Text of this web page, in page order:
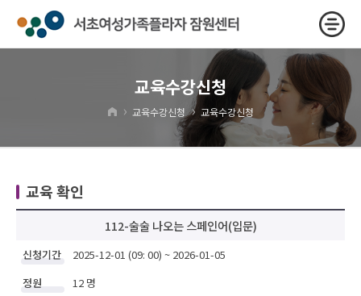
교육수강신청
› 교육수강신청 › 교육수강신청
교육 확인
112-술술 나오는 스페인어(입문)
신청기간
2025-12-01 (09: 00) ~ 2026-01-05
정원
12 명